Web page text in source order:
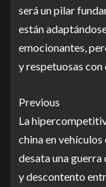
será un pilar
están
emocionantes,
y respetuosas con
Previous
La
china en
desata una guerra
y descontento